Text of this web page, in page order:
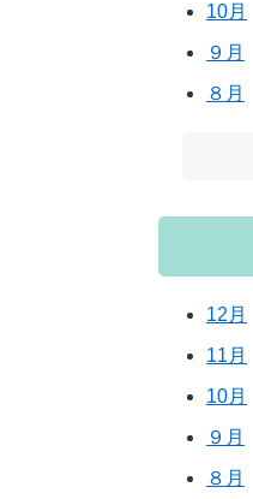
10月
９月
８月
12月
11月
10月
９月
８月